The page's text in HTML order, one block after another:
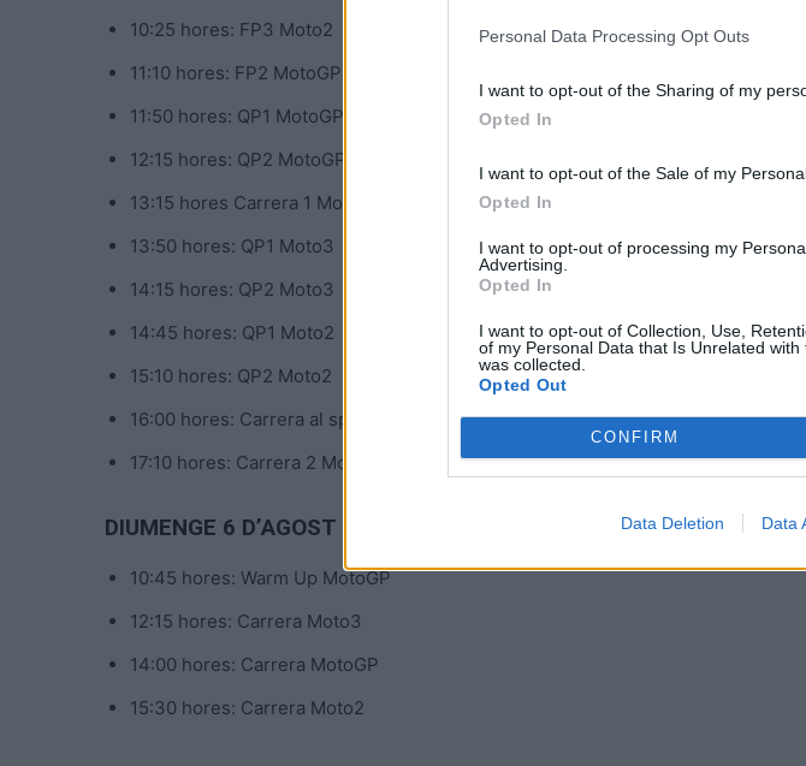
Personal Data Processing Opt Outs
I want to opt-out of the Sharing of my
Opted In
I want to opt-out of the Sale of my
Opted In
I want to opt-out of processing my
Advertising.
Opted In
I want to opt-out of Collection, Use,
of my Personal Data that Is Unrelated
was collected.
Opted Out
CONFIRM
Data Deletion Data
10:25 hores: FP3 Moto2
11:10 hores: FP2 MotoGP
11:50 hores: QP1 MotoGP
12:15 hores: QP2 MotoGP
13:15 hores Carrera 1 MotoE
13:50 hores: QP1 Moto3
14:15 hores: QP2 Moto3
14:45 hores: QP1 Moto2
15:10 hores: QP2 Moto2
16:00 hores: Carrera al sprint MotoGP
17:10 hores: Carrera 2 MotoE
DIUMENGE 6 D’AGOST
10:45 hores: Warm Up MotoGP
12:15 hores: Carrera Moto3
14:00 hores: Carrera MotoGP
15:30 hores: Carrera Moto2